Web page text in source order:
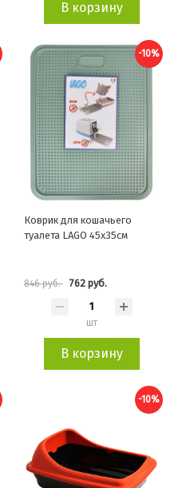
В корзину
-10%
Коврик для кошачьего
туалета LAGO 45x35см
846 руб. 762 руб.
шт
В корзину
-10%